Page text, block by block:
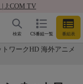
J:COM TV
CS番組一覧 番組表
検索
ワークHD 海外アニメ